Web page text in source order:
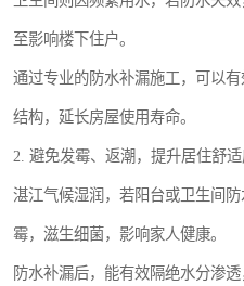
至影响楼下住户。
通过专业的防水补漏施工，可以
结构，延长房屋使用寿命。
2. 避免发霉、返潮，提升居住舒
湛江气候湿润，若阳台或卫生间
霉，滋生细菌，影响家人健康。
防水补漏后，能有效隔绝水分渗